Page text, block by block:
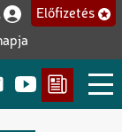
fiók
Előfizetés